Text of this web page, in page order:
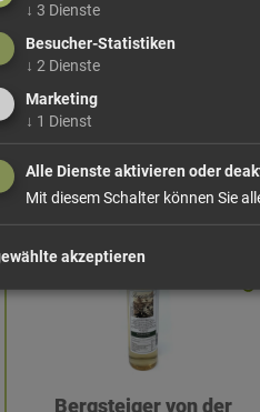
750 ml: 8,95 €
Bergsteiger von der
↓ 3 Dienste
Besucher-Statistiken
↓ 2 Dienste
Marketing
↓ 1 Dienst
Alle Dienste aktivieren oder
Mit diesem Schalter können Sie
akzeptieren